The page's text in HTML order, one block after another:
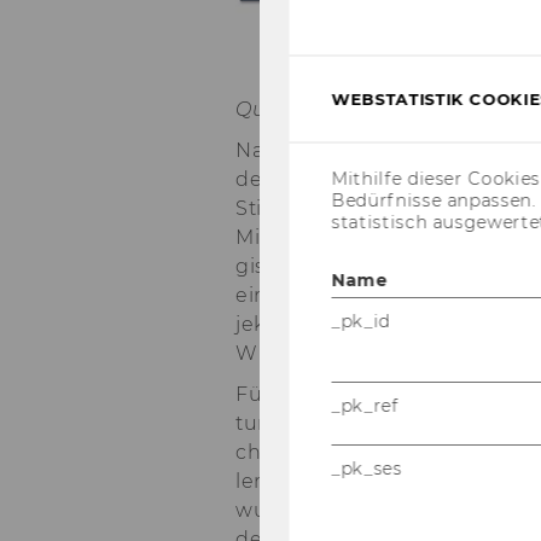
Quel­le: Scho­ber/Rau­scher
Nach­dem jedes der 15
dern hat, wurde rasch die
Stif­tung sicht­bar. Die
Mind­map mit allen
gisch durch­dach­ten
ein­zel­nen Pro­jekt­ma­na­ger/
jekt­spe­zi­fi­sche
Wir­kungs­er­he­bun­gen
Für die Stif­tung ins­ge­samt
tung. Diese er­folg­te über
chen Sta­ke­hol­der in
len Ein­zel­wir­kun­gen zu
wurde zudem prio­ri­siert.
WEBSTATISTIK
Mithilfe dieser
Bedürfnisse
statistisch
Name
_pk_id
_pk_ref
_pk_ses